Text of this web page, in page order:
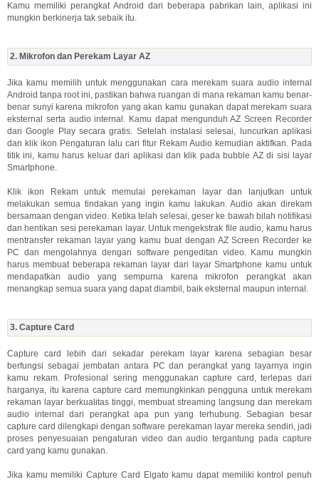
Kamu memiliki perangkat Android dari beberapa pabrikan lain, aplikasi ini
mungkin berkinerja tak sebaik itu.
2. Mikrofon dan Perekam Layar AZ
Jika kamu memilih untuk menggunakan cara merekam suara audio internal
Android tanpa root ini, pastikan bahwa ruangan di mana rekaman kamu benar-
benar sunyi karena mikrofon yang akan kamu gunakan dapat merekam suara
eksternal serta audio internal. Kamu dapat mengunduh AZ Screen Recorder
dari Google Play secara gratis. Setelah instalasi selesai, luncurkan aplikasi
dan klik ikon Pengaturan lalu cari fitur Rekam Audio kemudian aktifkan. Pada
titik ini, kamu harus keluar dari aplikasi dan klik pada bubble AZ di sisi layar
Smartphone.
Klik ikon Rekam untuk memulai perekaman layar dan lanjutkan untuk
melakukan semua tindakan yang ingin kamu lakukan. Audio akan direkam
bersamaan dengan video. Ketika telah selesai, geser ke bawah bilah notifikasi
dan hentikan sesi perekaman layar. Untuk mengekstrak file audio, kamu harus
mentransfer rekaman layar yang kamu buat dengan AZ Screen Recorder ke
PC dan mengolahnya dengan software pengeditan video. Kamu mungkin
harus membuat beberapa rekaman layar dari layar Smartphone kamu untuk
mendapatkan audio yang sempurna karena mikrofon perangkat akan
menangkap semua suara yang dapat diambil, baik eksternal maupun internal.
3. Capture Card
Capture card lebih dari sekadar perekam layar karena sebagian besar
berfungsi sebagai jembatan antara PC dan perangkat yang layarnya ingin
kamu rekam. Profesional sering menggunakan capture card, terlepas dari
harganya, itu karena capture card memungkinkan pengguna untuk merekam
rekaman layar berkualitas tinggi, membuat streaming langsung dan merekam
audio internal dari perangkat apa pun yang terhubung. Sebagian besar
capture card dilengkapi dengan software perekaman layar mereka sendiri, jadi
proses penyesuaian pengaturan video dan audio tergantung pada capture
card yang kamu gunakan.
Jika kamu memiliki Capture Card Elgato kamu dapat memiliki kontrol penuh